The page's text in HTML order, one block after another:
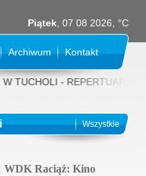
Piątek , 07 08 2026, °C
Archiwum Kontakt
- REPERTUAR NA
Wszystkie
WDK Raciąż: Kino